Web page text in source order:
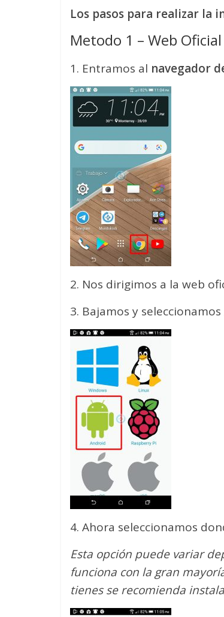
Los pasos para realizar la
Metodo 1 – Web
1. Entramos al navegador
2. Nos dirigimos a la web
3. Bajamos y seleccionamos
4. Ahora seleccionamos
Esta opción puede variar
funciona con la gran
tienes se recomienda